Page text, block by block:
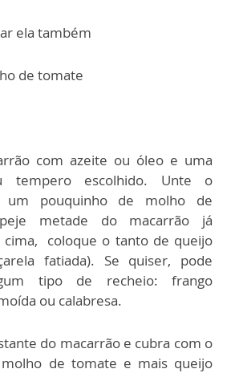
ela também
de tomate
com azeite ou óleo e uma
tempero escolhido. Unte o
um pouquinho de molho de
metade do macarrão já
coloque o tanto de queijo
fatiada). Se quiser, pode
tipo de recheio: frango
ou calabresa.
do macarrão e cubra com o
de tomate e mais queijo